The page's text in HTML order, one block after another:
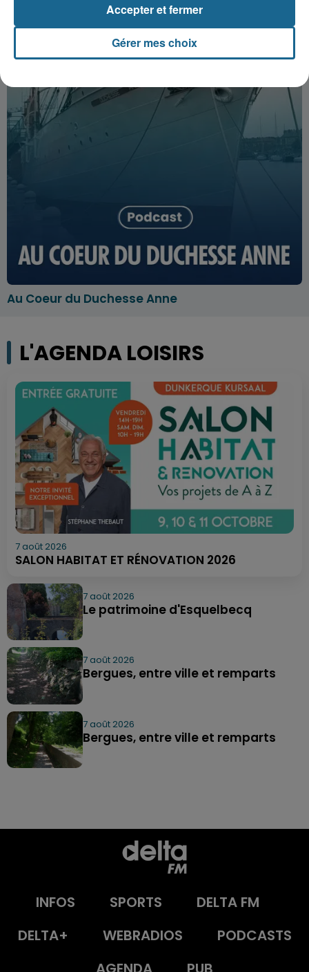
Au Coeur du Duchesse Anne
L'AGENDA LOISIRS
7 août 2026
SALON HABITAT ET RÉNOVATION 2026
7 août 2026
Le patrimoine d'Esquelbecq
7 août 2026
Bergues, entre ville et remparts
7 août 2026
Bergues, entre ville et remparts
INFOS SPORTS
DELTA FM
DELTA+
WEBRADIOS
PODCASTS
Gérer mes choix
Accepter et fermer